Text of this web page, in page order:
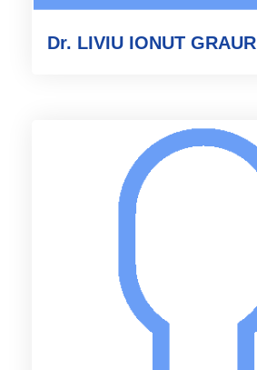
Dr. LIVIU IONUT GRAUR